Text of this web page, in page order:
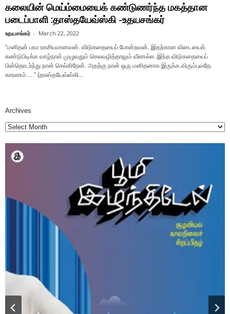
கலையின் மெய்ம்மையைக் கண்டுணர்ந்த மகத்தான
படைப்பாளி :தாஸ்தயேவ்ஸ்கி -உதயசங்கர்
உதயசங்கர் - March 22, 2022
“மனிதன் பரம ரகசியமானவன். விடுகதையைப் போன்றவன். இதற்கான விடையைக்
கண்டுபிடிக்க வாழ்நாள் முழுவதும் செலவழித்தாலும் வீணல்ல. இந்த விடுகதையைப்
பின்தொடர்ந்து நான் செல்கிறேன். அதற்கு நான் ஒரு மனிதனாக இருக்க விரும்புவதே
காரணம்….” (தாஸ்தயேவ்ஸ்கி...
Archives